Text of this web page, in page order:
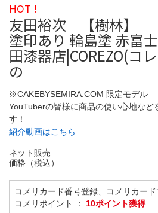
HOT !
友田裕次 【樹林】
塗印あり 輪島塗 赤富
田漆器店|COREZO(コ
の
※CAKEBYSEMIRA.COM 限定モデル
YouTuberの皆様に商品の使い心地など
す！
紹介動画はこちら
ネット販売
価格（税込）
コメリカード番号登録、コメリカー
コメリポイント ： 10ポイント獲得